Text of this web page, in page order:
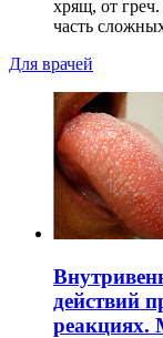
хрящ, от
часть
Для врачей
действий
реакциях.